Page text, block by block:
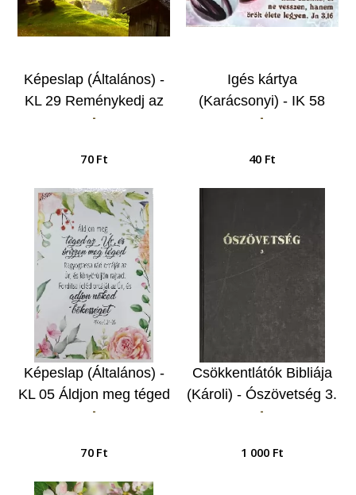
Képeslap (Általános) -
KL 29 Reménykedj az
Úrban, légy erős és
-
70 Ft
Igés kártya
(Karácsonyi) - IK 58
Úgy szerette Isten a
-
40 Ft
Képeslap (Általános) -
KL 05 Áldjon meg téged
az Úr, és őrizzen meg
-
70 Ft
Csökkentlátók Bibliája
(Károli) - Ószövetség 3.
-
1 000 Ft